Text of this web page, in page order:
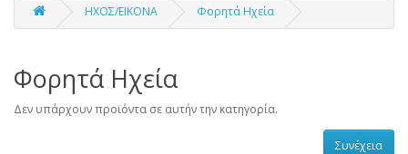
ΗΧΟΣ/ΕΙΚΟΝΑ Φορητά Ηχεία
Φορητά Ηχεία
Δεν υπάρχουν προϊόντα σε αυτήν την κατηγορία.
Συνέχεια